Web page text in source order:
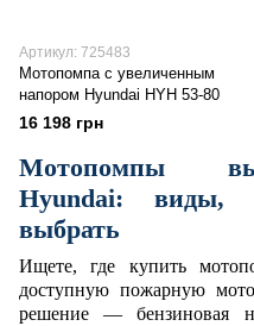
Артикул: 725483
Мотопомпа с увеличенным
напором Hyundai HYH 53-80
16 198 грн
Мотопомпы
Hyundai: виды,
выбрать
Ищете, где купить
доступную пожарную
решение — бензиновая